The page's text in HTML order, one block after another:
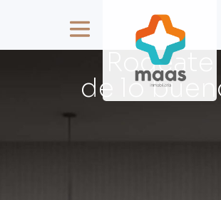
VIOLET
Rodéate
de lo